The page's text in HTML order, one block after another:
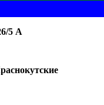
5 A